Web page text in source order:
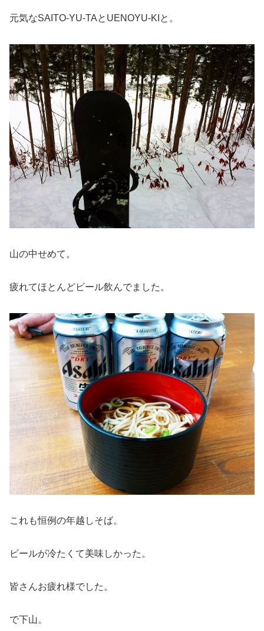
元気なSAITO-YU-TAとUENOYU-KIと。
山の中せめて。
疲れてほとんどビール飲んでました。
これも恒例の年越しそば。
ビールが冷たくて美味しかった。
皆さんお疲れ様でした。
で下山。